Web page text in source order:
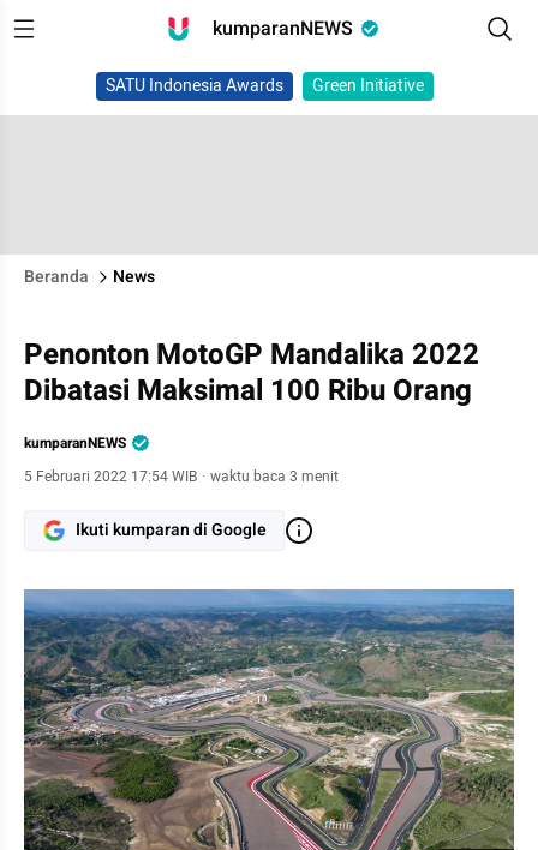
kumparanNEWS
SATU Indonesia Awards Green Initiative
Beranda News
Penonton MotoGP Mandalika 2022
Dibatasi Maksimal 100 Ribu Orang
kumparanNEWS
5 Februari 2022 17:54 WIB · waktu baca 3 menit
Ikuti kumparan di Google